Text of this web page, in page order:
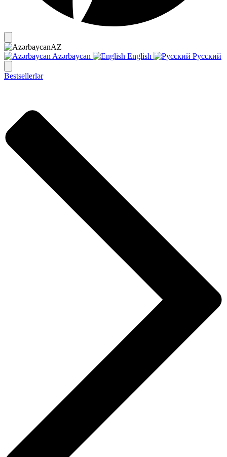
AZ
Azərbaycan
English Русский
Bestsellerlər